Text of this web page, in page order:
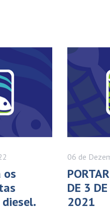
os
06 de
DE 3
2021